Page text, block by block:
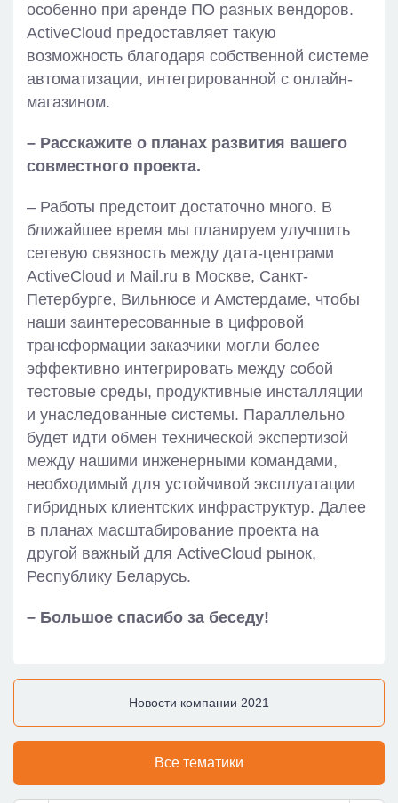
особенно при аренде ПО разных вендоров.
ActiveCloud предоставляет такую
возможность благодаря собственной системе
автоматизации, интегрированной с онлайн-
магазином.
– Расскажите о планах развития вашего
совместного проекта.
– Работы предстоит достаточно много. В
ближайшее время мы планируем улучшить
сетевую связность между дата-центрами
ActiveCloud и Mail.ru в Москве, Санкт-
Петербурге, Вильнюсе и Амстердаме, чтобы
наши заинтересованные в цифровой
трансформации заказчики могли более
эффективно интегрировать между собой
тестовые среды, продуктивные инсталляции
и унаследованные системы. Параллельно
будет идти обмен технической экспертизой
между нашими инженерными командами,
необходимый для устойчивой эксплуатации
гибридных клиентских инфраструктур. Далее
в планах масштабирование проекта на
другой важный для ActiveCloud рынок,
Республику Беларусь.
– Большое спасибо за беседу!
Новости компании 2021
Все тематики